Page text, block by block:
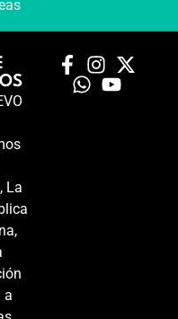
La
a